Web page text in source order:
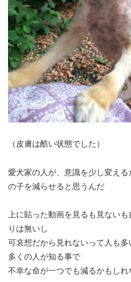
（皮膚は酷い状態でした）
愛犬家の人が、意識を少し変え
の子を減らせると思うんだ
上に貼った動画を見るも見ない
りは無いし
可哀想だから見れないって人も
多くの人が知る事で
不幸な命が一つでも減るかもしれ